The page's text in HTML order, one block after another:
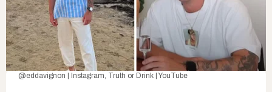
@eddavignon | Instagram, Truth or Drink | YouTube